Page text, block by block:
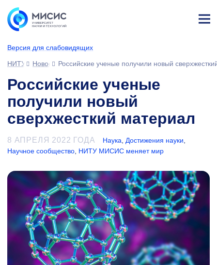
Версия для слабовидящих
ине
НИТУ МИСИС
НовостиРоссийские ученые получили новый
Российские ученые
получили новый
сверхжесткий материал
8 АПРЕЛЯ 2022 ГОДА Наука Достижения науки
Научное сообщество НИТУ МИСИС меняет мир